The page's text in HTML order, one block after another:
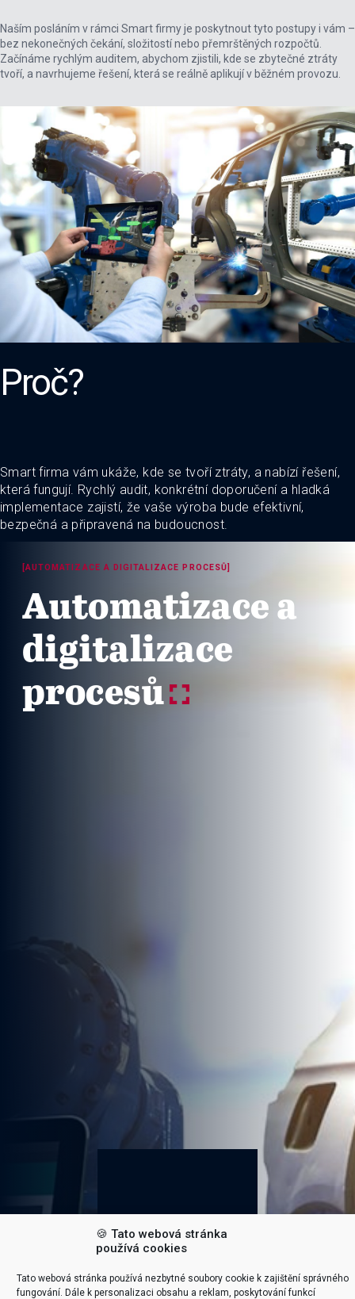
🍪 Tato webová stránka
používá cookies
Tato webová stránka používá nezbytné soubory cookie k zajištění správného
fungování. Dále k personalizaci obsahu a reklam, poskytování funkcí
Naším posláním v rámci Smart firmy je poskytnout tyto postupy i vám –
bez nekonečných čekání, složitostí nebo přemrštěných rozpočtů.
Začínáme rychlým auditem, abychom zjistili, kde se zbytečné ztráty
tvoří, a navrhujeme řešení, která se reálně aplikují v běžném provozu.
Proč?
Smart firma vám ukáže, kde se tvoří ztráty, a nabízí řešení,
která fungují. Rychlý audit, konkrétní doporučení a hladká
implementace zajistí, že vaše výroba bude efektivní,
bezpečná a připravená na budoucnost.
[AUTOMATIZACE A DIGITALIZACE PROCESŮ]
Automatizace a
digitalizace
procesůy
